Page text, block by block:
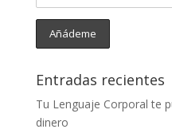
Entradas recientes
Tu Lenguaje Corporal te
dinero